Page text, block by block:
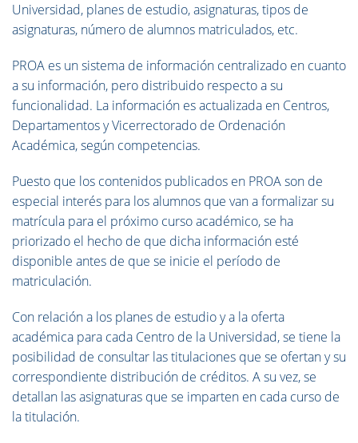
Universidad, planes de estudio, asignaturas, tipos de
asignaturas, número de alumnos matriculados, etc.
PROA es un sistema de información centralizado en cuanto
a su información, pero distribuido respecto a su
funcionalidad. La información es actualizada en Centros,
Departamentos y Vicerrectorado de Ordenación
Académica, según competencias.
Puesto que los contenidos publicados en PROA son de
especial interés para los alumnos que van a formalizar su
matrícula para el próximo curso académico, se ha
priorizado el hecho de que dicha información esté
disponible antes de que se inicie el período de
matriculación.
Con relación a los planes de estudio y a la oferta
académica para cada Centro de la Universidad, se tiene la
posibilidad de consultar las titulaciones que se ofertan y su
correspondiente distribución de créditos. A su vez, se
detallan las asignaturas que se imparten en cada curso de
la titulación.